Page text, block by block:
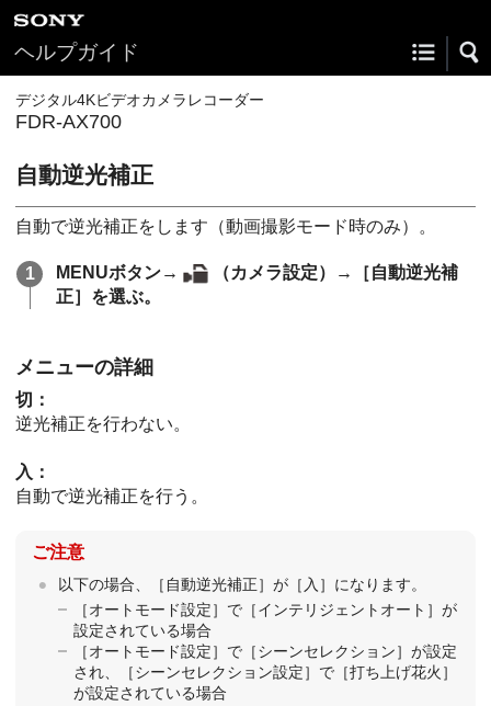
ヘルプガイド
デジタル4Kビデオカメラレコーダー
FDR-AX700
自動逆光補正
自動で逆光補正をします（動画撮影モード時のみ）。
MENUボタン→
（カメラ設定）→［自動逆光補
正］を選ぶ。
メニューの詳細
切：
逆光補正を行わない。
入：
自動で逆光補正を行う。
ご注意
以下の場合、［自動逆光補正］が［入］になります。
［オートモード設定］で［インテリジェントオート］が
設定されている場合
［オートモード設定］で［シーンセレクション］が設定
され、［シーンセレクション設定］で［打ち上げ花火］
が設定されている場合